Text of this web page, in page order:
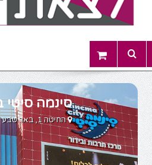
Menu
סינמה
החיטה 1, באר שבע